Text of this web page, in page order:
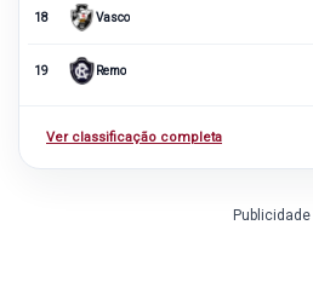
18 Vasco
19 Remo
Ver classificação completa
Publicidade